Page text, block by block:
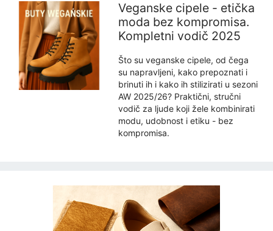
Veganske cipele - etička
moda bez kompromisa.
Kompletni vodič 2025
Što su veganske cipele, od čega
su napravljeni, kako prepoznati i
brinuti ih i kako ih stilizirati u sezoni
AW 2025/26? Praktični, stručni
vodič za ljude koji žele kombinirati
modu, udobnost i etiku - bez
kompromisa.